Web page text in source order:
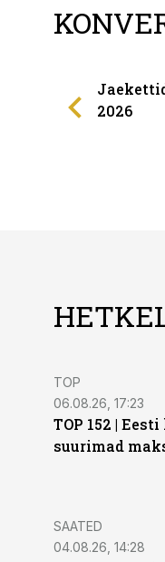
2026
TOP
06.08.26, 17:23
TOP 152 |
suurimad
SAATED
04.08.26, 14:28